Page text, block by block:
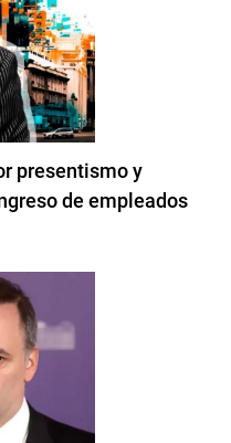
presentismo y
de empleados